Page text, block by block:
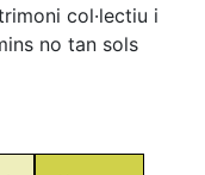
col·lectiu i
no tan sols